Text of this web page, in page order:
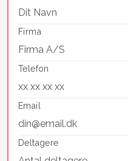
Firma
Telefon
Email
Deltagere